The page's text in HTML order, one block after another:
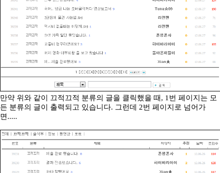
만약 위와 같이 끄적끄적 분류의 글을 클릭했을 때, 1번 페이지는 모
든 분류의 글이 출력되고 있습니다. 그런데 2번 페이지로 넘어가
면.....